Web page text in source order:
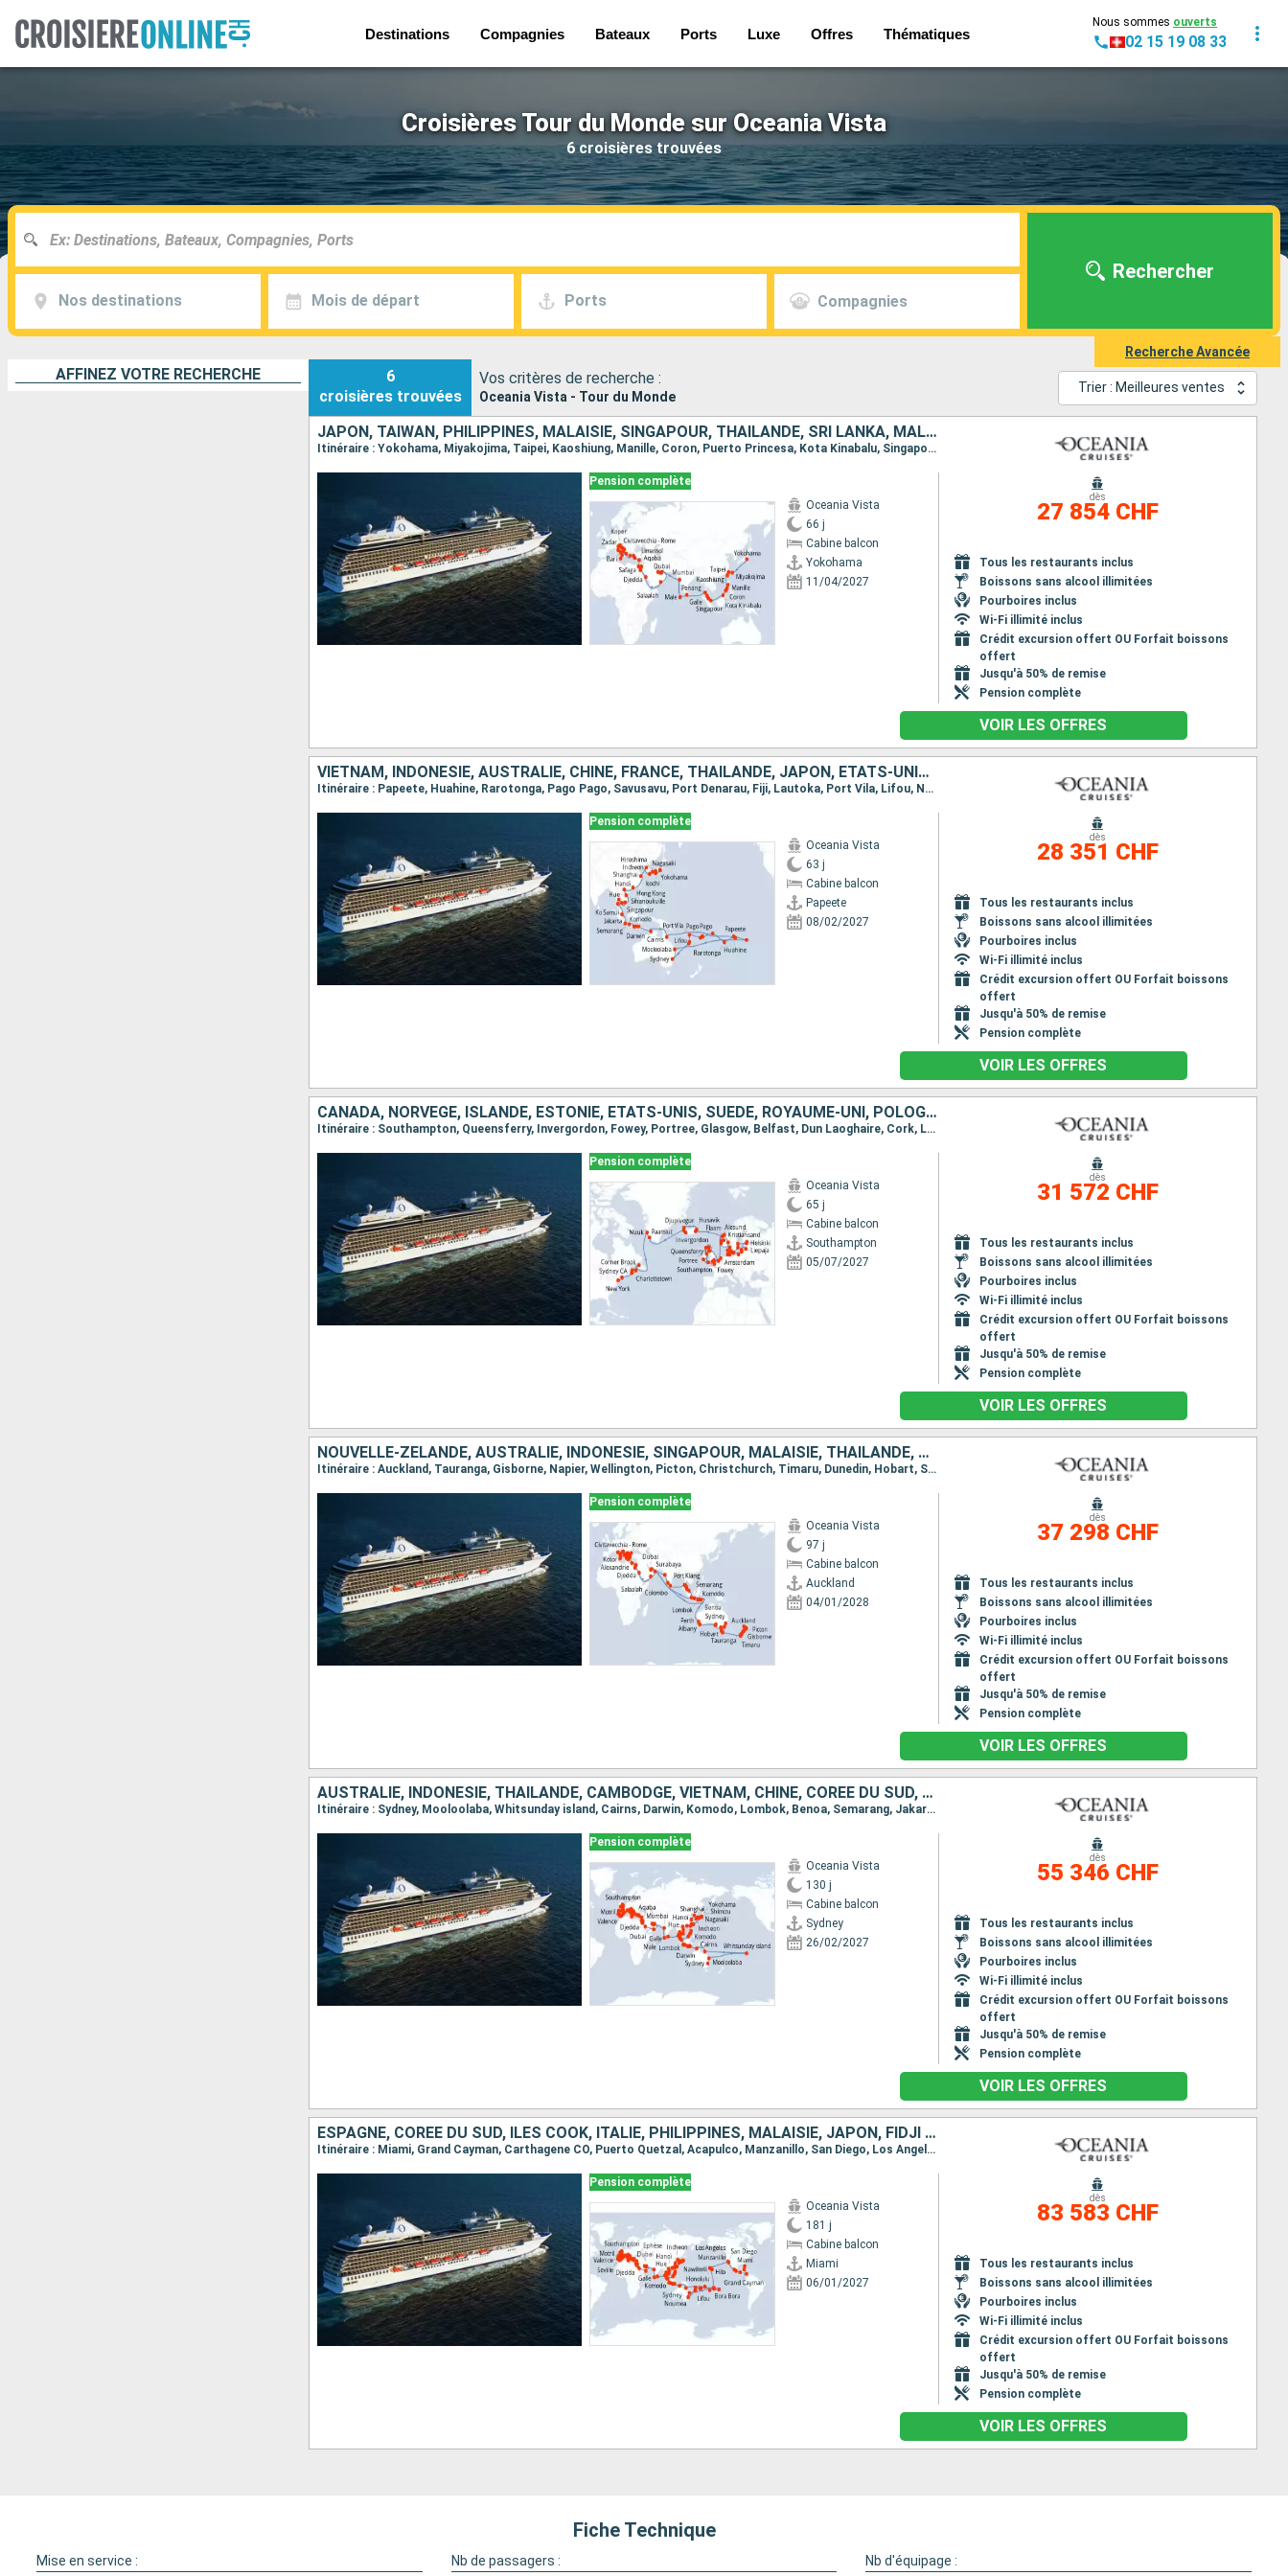
Destinations Compagnies Bateaux Ports Luxe Offres Thématiques
Nous sommes ouverts
02 15 19 08 33
Croisières Tour du Monde sur Oceania Vista
6 croisières trouvées
Nos destinations Mois de départ Ports Compagnies
Rechercher
Recherche Avancée
AFFINEZ VOTRE RECHERCHE
6
croisières trouvées
Vos critères de recherche :
Oceania Vista - Tour du Monde
Trier : Meilleures ventes
JAPON, TAÏWAN, PHILIPPINES, MALAISIE, SINGAPOUR, THAÏLANDE, SRI LANKA, MALDIVES, INDE, EMIRATS ARABES UNIS, QATAR, OMAN, ARABIE SAOUDITE, EGYPTE, JORDANIE, CHYPRE, TURQUIE, GRÈCE, SLOVÉNIE, ITALIE, CR
Itinéraire : Yokohama, Miyakojima, Taipei, Kaoshiung, Manille, Coron, Puerto Princesa, Kota Kinabalu, Singapour, Port Klang, Penang, Phuket, Galle, Male, Mumbai, Dubai, Abu Dhabi, Doha, Dubai, Salaalah, Djedda, Safaga, Aqaba, Sharm El Sheikh, Sokhna, Limassol, Rhodes, Ephèse, Le Piree - Athenes, Igoumenitsa, Bari, Zadar, Koper, Ravenne, Split, Dubrovnik, La Valette, Messine, Sorrente, Civitavecchia - Rome
Pension complète
Oceania Vista
66 j
Cabine balcon
Yokohama
11/04/2027
dès
27 854 CHF
Tous les restaurants inclus
Boissons sans alcool illimitées
Pourboires inclus
Wi-Fi illimité inclus
Crédit excursion offert OU Forfait boissons
offert
Jusqu'à 50% de remise
Pension complète
VOIR LES OFFRES
VIETNAM, INDONÉSIE, AUSTRALIE, CHINE, FRANCE, THAÏLANDE, JAPON, ÉTATS-UNIS, SINGAPOUR, ÎLES COOK, FIDJI (ÎLES), CORÉE DU SUD, NOUVELLE-CALÉDONIE, CAMBODGE, VANUATU
Itinéraire : Papeete, Huahine, Rarotonga, Pago Pago, Savusavu, Port Denarau, Fiji, Lautoka, Port Vila, Lifou, Noumea, Sydney, Mooloolaba, Whitsunday island, Cairns, Darwin, Komodo, Lombok, Benoa, Semarang, Jakarta, Singapour, Ko Samui, Sihanoukville, Laem Chabang, Ho Chi Minh-Ville, Hue, Hanoï, Hong Kong, Shanghai, Incheon, Nagasaki, Hiroshima, kochi, Kobe, Shimizu, Yokohama
Pension complète
Oceania Vista
63 j
Cabine balcon
Papeete
08/02/2027
dès
28 351 CHF
Tous les restaurants inclus
Boissons sans alcool illimitées
Pourboires inclus
Wi-Fi illimité inclus
Crédit excursion offert OU Forfait boissons
offert
Jusqu'à 50% de remise
Pension complète
VOIR LES OFFRES
CANADA, NORVÈGE, ISLANDE, ESTONIE, ÉTATS-UNIS, SUÈDE, ROYAUME-UNI, POLOGNE, FRANCE, LITUANIE, DANEMARK, LETTONIE, IRLANDE, GRÖENLAND, ALLEMAGNE, PAYS-BAS, FINLANDE, BELGIQUE
Itinéraire : Southampton, Queensferry, Invergordon, Fowey, Portree, Glasgow, Belfast, Dun Laoghaire, Cork, Le Havre, Londres, Zeebrugge, Amsterdam, Kristiansand, Oslo, Aarhus, Canal de Kiel, Helsingborg, Copenhague, Warnemunde, Ronne, Gdansk, Klaipeda, Liepaja, Riga, Tallinn, Helsinki, Stockholm, Visby, Ronne, Copenhague, Goteborg, Haugesund, Flaam, Bergen, Alesund, Djupivogur, Husavik, Isafjordhur, Reykjavik, Grundarfjordur, Paamiut, Nuuk, Corner Brook, Charlottetown, Sydney CA, Halifax, Boston, New York
Pension complète
Oceania Vista
65 j
Cabine balcon
Southampton
05/07/2027
dès
31 572 CHF
Tous les restaurants inclus
Boissons sans alcool illimitées
Pourboires inclus
Wi-Fi illimité inclus
Crédit excursion offert OU Forfait boissons
offert
Jusqu'à 50% de remise
Pension complète
VOIR LES OFFRES
NOUVELLE-ZÉLANDE, AUSTRALIE, INDONÉSIE, SINGAPOUR, MALAISIE, THAÏLANDE, SRI LANKA, INDE, EMIRATS ARABES UNIS, OMAN, ARABIE SAOUDITE, JORDANIE, EGYPTE, TURQUIE, GRÈCE, MONTÉNÉGRO, CROATIE, MALTE, ITALI
Itinéraire : Auckland, Tauranga, Gisborne, Napier, Wellington, Picton, Christchurch, Timaru, Dunedin, Hobart, Sydney, Eden, Burnie - Tasmanie, Philip Island, Melbourne, Penneshaw, Adelaide, Albany, Perth, Komodo, Benoa, Lombok, Bali, Surabaya, Semarang, Jakarta, Singapour, Port Klang, Penang, Langkawi, Phuket, Colombo, Cochin, Mumbai, Dubai, Abu Dhabi, Salaalah, Djedda, Aqaba, Safaga, Alexandrie, Ephèse, Istanbul, Canakkale, Kavala, Thessalonique, Lesbos, Izmir, Bodrum, Heraklion, Santorin, Mykonos, Le Piree - Athenes, Gythion, Igoumenitsa, Kotor, Dubrovnik, La Valette, Messine, Salerne, Civitavecchia - Rome
Pension complète
Oceania Vista
97 j
Cabine balcon
Auckland
04/01/2028
dès
37 298 CHF
Tous les restaurants inclus
Boissons sans alcool illimitées
Pourboires inclus
Wi-Fi illimité inclus
Crédit excursion offert OU Forfait boissons
offert
Jusqu'à 50% de remise
Pension complète
VOIR LES OFFRES
AUSTRALIE, INDONÉSIE, THAÏLANDE, CAMBODGE, VIETNAM, CHINE, CORÉE DU SUD, JAPON, TAÏWAN, PHILIPPINES, MALAISIE, SINGAPOUR, SRI LANKA, MALDIVES, INDE, EMIRATS ARABES UNIS, QATAR, OMAN, ARABIE SAOUDITE,
Itinéraire : Sydney, Mooloolaba, Whitsunday island, Cairns, Darwin, Komodo, Lombok, Benoa, Semarang, Jakarta, Singapour, Ko Samui, Sihanoukville, Laem Chabang, Ho Chi Minh-Ville, Hue, Hanoï, Hong Kong, Shanghai, Incheon, Nagasaki, Hiroshima, kochi, Kobe, Shimizu, Yokohama, Miyakojima, Taipei, Kaoshiung, Manille, Coron, Puerto Princesa, Kota Kinabalu, Singapour, Port Klang, Penang, Phuket, Galle, Male, Mumbai, Dubai, Abu Dhabi, Doha, Dubai, Salaalah, Djedda, Safaga, Aqaba, Sharm El Sheikh, Sokhna, Limassol, Rhodes, Ephèse, Le Piree - Athenes, Igoumenitsa, Bari, Zadar, Koper, Ravenne, Split, Dubrovnik, La Valette, Messine, Sorrente, Civitavecchia - Rome, Florence/Pise (Livourne), Monaco Monte-Carlo, Barcelone, Valence, Motril, Seville, Gibraltar, Lisbonne, Porto, La Corogne, Bilbao, Biarritz, Pauillac, Brest, St Helier, Le Havre, Southampton
Pension complète
Oceania Vista
130 j
Cabine balcon
Sydney
26/02/2027
dès
55 346 CHF
Tous les restaurants inclus
Boissons sans alcool illimitées
Pourboires inclus
Wi-Fi illimité inclus
Crédit excursion offert OU Forfait boissons
offert
Jusqu'à 50% de remise
Pension complète
VOIR LES OFFRES
ESPAGNE, CORÉE DU SUD, ÎLES COOK, ITALIE, PHILIPPINES, MALAISIE, JAPON, FIDJI (ÎLES), MONACO, THAÏLANDE, MEXIQUE, ÉTATS-UNIS, CHYPRE, AUSTRALIE, EMIRATS ARABES UNIS, CHINE, FRANCE, GRÈCE, INDONÉSIE, C
Itinéraire : Miami, Grand Cayman, Carthagene CO, Puerto Quetzal, Acapulco, Manzanillo, San Diego, Los Angeles, Nawiliwili, Honolulu, Hilo, Kahului, Bora Bora, Raiatea, Moorea, Papeete, Huahine, Rarotonga, Pago Pago, Savusavu, Port Denarau, Fiji, Lautoka, Port Vila, Lifou, Noumea, Sydney, Mooloolaba, Whitsunday island, Cairns, Darwin, Komodo, Lombok, Benoa, Semarang, Jakarta, Singapour, Ko Samui, Sihanoukville, Laem Chabang, Ho Chi Minh-Ville, Hue, Hanoï, Hong Kong, Shanghai, Incheon, Nagasaki, Hiroshima, kochi, Kobe, Shimizu, Yokohama, Miyakojima, Taipei, Kaoshiung, Manille, Coron, Puerto Princesa, Kota Kinabalu, Singapour, Port Klang, Penang, Phuket, Galle, Male, Mumbai, Dubai, Abu Dhabi, Doha, Dubai, Salaalah, Djedda, Safaga, Aqaba, Sharm El Sheikh, Sokhna, Limassol, Rhodes, Ephèse, Le Piree - Athenes, Igoumenitsa, Bari, Zadar, Koper, Ravenne, Split, Dubrovnik, La Valette, Messine, Sorrente, Civitavecchia - Rome, Florence/Pise (Livourne), Monaco Monte-Carlo, Barcelone, Valence, Motril, Seville, Gibraltar, Lisbonne, Porto, La Corogne, Bilbao, Biarritz, Pauillac, Brest, St Helier, Le Havre, Southampton
Pension complète
Oceania Vista
181 j
Cabine balcon
Miami
06/01/2027
dès
83 583 CHF
Tous les restaurants inclus
Boissons sans alcool illimitées
Pourboires inclus
Wi-Fi illimité inclus
Crédit excursion offert OU Forfait boissons
offert
Jusqu'à 50% de remise
Pension complète
VOIR LES OFFRES
Fiche Technique
Mise en service : Nb de passagers :
Nb d'équipage :